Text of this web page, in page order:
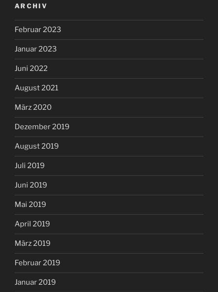
ARCHIV
Februar 2023
Januar 2023
Juni 2022
August 2021
März 2020
Dezember 2019
August 2019
Juli 2019
Juni 2019
Mai 2019
April 2019
März 2019
Februar 2019
Januar 2019